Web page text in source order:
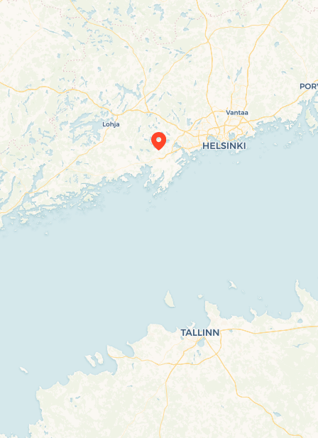
Travelers’ Map is loading…
If you see this after your page is loaded
completely, leafletJS files are missing.